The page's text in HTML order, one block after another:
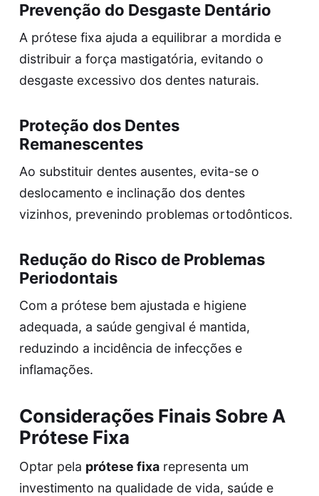
Prevenção do Desgaste Dentário
A prótese fixa ajuda a equilibrar a mordida e
distribuir a força mastigatória, evitando o
desgaste excessivo dos dentes naturais.
Proteção dos Dentes
Remanescentes
Ao substituir dentes ausentes, evita-se o
deslocamento e inclinação dos dentes
vizinhos, prevenindo problemas ortodônticos.
Redução do Risco de Problemas
Periodontais
Com a prótese bem ajustada e higiene
adequada, a saúde gengival é mantida,
reduzindo a incidência de infecções e
inflamações.
Considerações Finais Sobre A
Prótese Fixa
Optar pela prótese fixarepresenta um
investimento na qualidade de vida, saúde e